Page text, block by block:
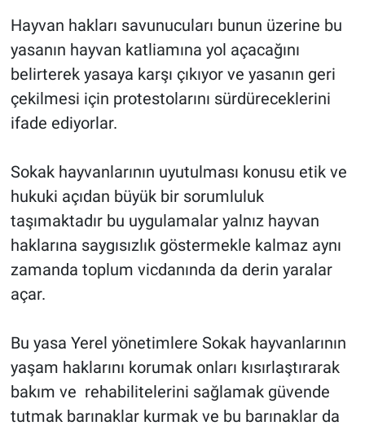
Hayvan hakları savunucuları bunun üzerine bu
yasanın hayvan katliamına yol açacağını
belirterek yasaya karşı çıkıyor ve yasanın geri
çekilmesi için protestolarını sürdüreceklerini
ifade ediyorlar.
Sokak hayvanlarının uyutulması konusu etik ve
hukuki açıdan büyük bir sorumluluk
taşımaktadır bu uygulamalar yalnız hayvan
haklarına saygısızlık göstermekle kalmaz aynı
zamanda toplum vicdanında da derin yaralar
açar.
Bu yasa Yerel yönetimlere Sokak hayvanlarının
yaşam haklarını korumak onları kısırlaştırarak
bakım ve rehabilitelerini sağlamak güvende
tutmak barınaklar kurmak ve bu barınaklar da